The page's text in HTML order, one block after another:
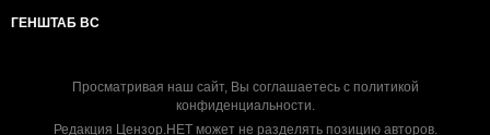
ГЕНШТАБ ВС
Просматривая наш сайт, Вы соглашаетесь с политикой
конфиденциальности.
Редакция Цензор.НЕТ может не разделять позицию авторов.